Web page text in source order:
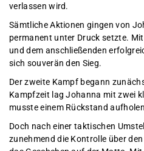
verlassen wird.
Sämtliche Aktionen gingen von
permanent unter Druck setzte.
und dem anschließenden
sich souverän den Sieg.
Der zweite Kampf begann
Kampfzeit lag Johanna mit zwei
musste einem Rückstand
Doch nach einer taktischen
zunehmend die Kontrolle über